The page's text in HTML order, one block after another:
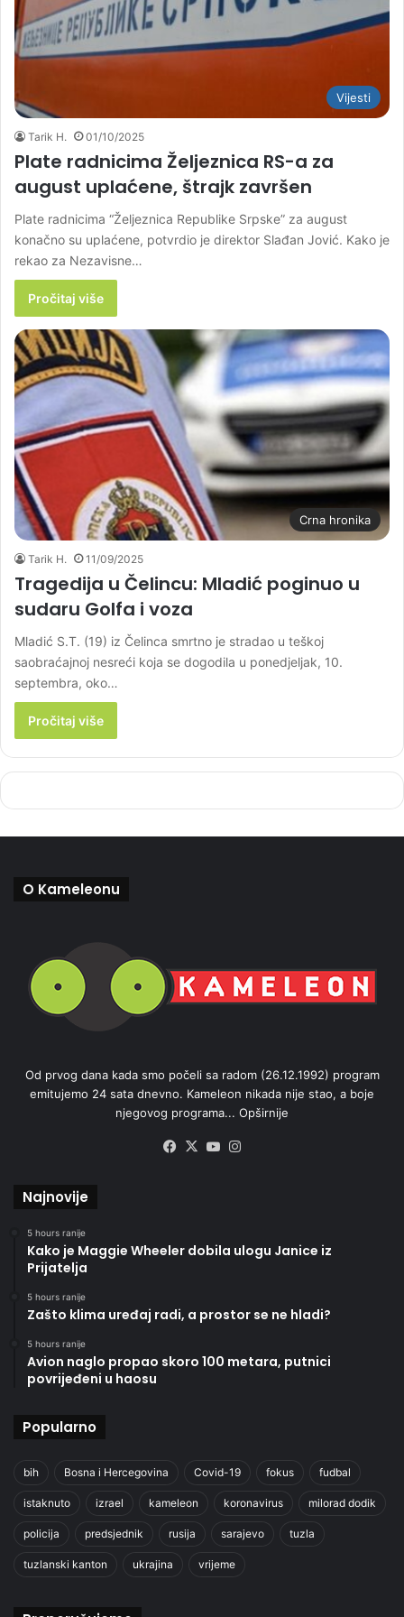
Vijesti
Tarik H. 01/10/2025
Plate radnicima Željeznica RS-a za
august uplaćene, štrajk završen
Plate radnicima “Željeznica Republike Srpske” za august
konačno su uplaćene, potvrdio je direktor Slađan Jović. Kako je
rekao za Nezavisne…
Pročitaj više
Crna hronika
Tarik H. 11/09/2025
Tragedija u Čelincu: Mladić poginuo u
sudaru Golfa i voza
Mladić S.T. (19) iz Čelinca smrtno je stradao u teškoj
saobraćajnoj nesreći koja se dogodila u ponedjeljak, 10.
septembra, oko…
Pročitaj više
O Kameleonu
Od prvog dana kada smo počeli sa radom (26.12.1992) program
emitujemo 24 sata dnevno. Kameleon nikada nije stao, a boje
njegovog programa... Opširnije
Facebook
X YouTube
Najnovije
5 hours ranije
Kako je Maggie Wheeler dobila ulogu Janice iz
Prijatelja
5 hours ranije
Zašto klima uređaj radi, a prostor se ne hladi?
5 hours ranije
Avion naglo propao skoro 100 metara, putnici
povrijeđeni u haosu
Popularno
bih Bosna i Hercegovina Covid-19 fokus fudbal
istaknuto izrael kameleon koronavirus milorad dodik
policija predsjednik rusija sarajevo tuzla
tuzlanski kanton ukrajina vrijeme